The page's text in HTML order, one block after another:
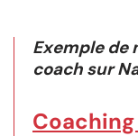
Exemple de
coach sur